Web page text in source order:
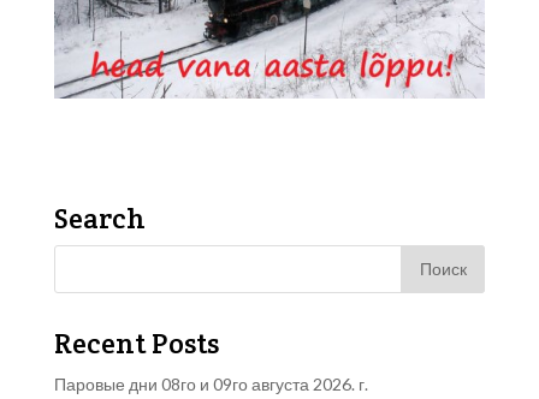
Search
Recent Posts
Паровые дни 08го и 09го августа 2026. г.